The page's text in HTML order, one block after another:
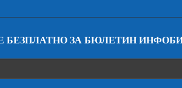
БЕЗПЛАТНО ЗА БЮЛЕТИН